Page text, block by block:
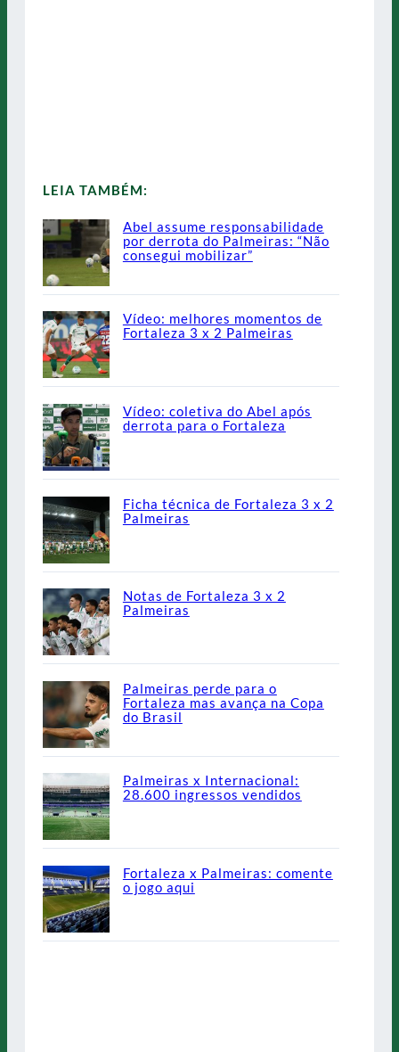
LEIA TAMBÉM:
Abel assume responsabilidade
por derrota do Palmeiras: “Não
consegui mobilizar”
Vídeo: melhores momentos de
Fortaleza 3 x 2 Palmeiras
Vídeo: coletiva do Abel após
derrota para o Fortaleza
Ficha técnica de Fortaleza 3 x 2
Palmeiras
Notas de Fortaleza 3 x 2
Palmeiras
Palmeiras perde para o
Fortaleza mas avança na Copa
do Brasil
Palmeiras x Internacional:
28.600 ingressos vendidos
Fortaleza x Palmeiras: comente
o jogo aqui